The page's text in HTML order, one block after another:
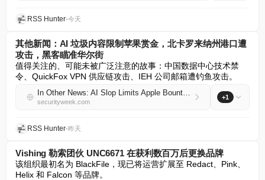
RSS Hunter•今天
其他新闻：AI 垃圾内容限制苹果赏金，北卡罗来纳州港口遭
攻击，黑客瞄准华尔街
值得关注的、可能未被广泛注意的故事：中国数据中心技术禁
令、QuickFox VPN 供应链攻击、IEH 公司邮箱遭钓鱼攻击。
In Other News: AI Slop Limits Apple Bounties, North Carolina Port Attacks, Hackers Target Wall Street
securityweek.com
+1
RSS Hunter•昨天
Vishing 勒索团伙 UNC6671 在获利数百万后更换品牌
该组织最初名为 BlackFile，现已将运营扩展至 Redact、Pink、
Helix 和 Falcon 等品牌。